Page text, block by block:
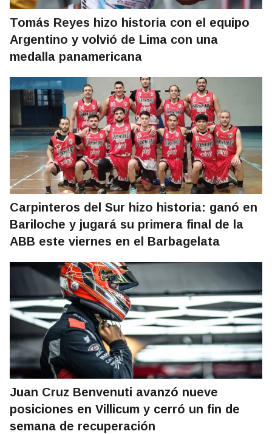
Tomás Reyes hizo historia con el equipo
Argentino y volvió de Lima con una
medalla panamericana
Carpinteros del Sur hizo historia: ganó en
Bariloche y jugará su primera final de la
ABB este viernes en el Barbagelata
Juan Cruz Benvenuti avanzó nueve
posiciones en Villicum y cerró un fin de
semana de recuperación